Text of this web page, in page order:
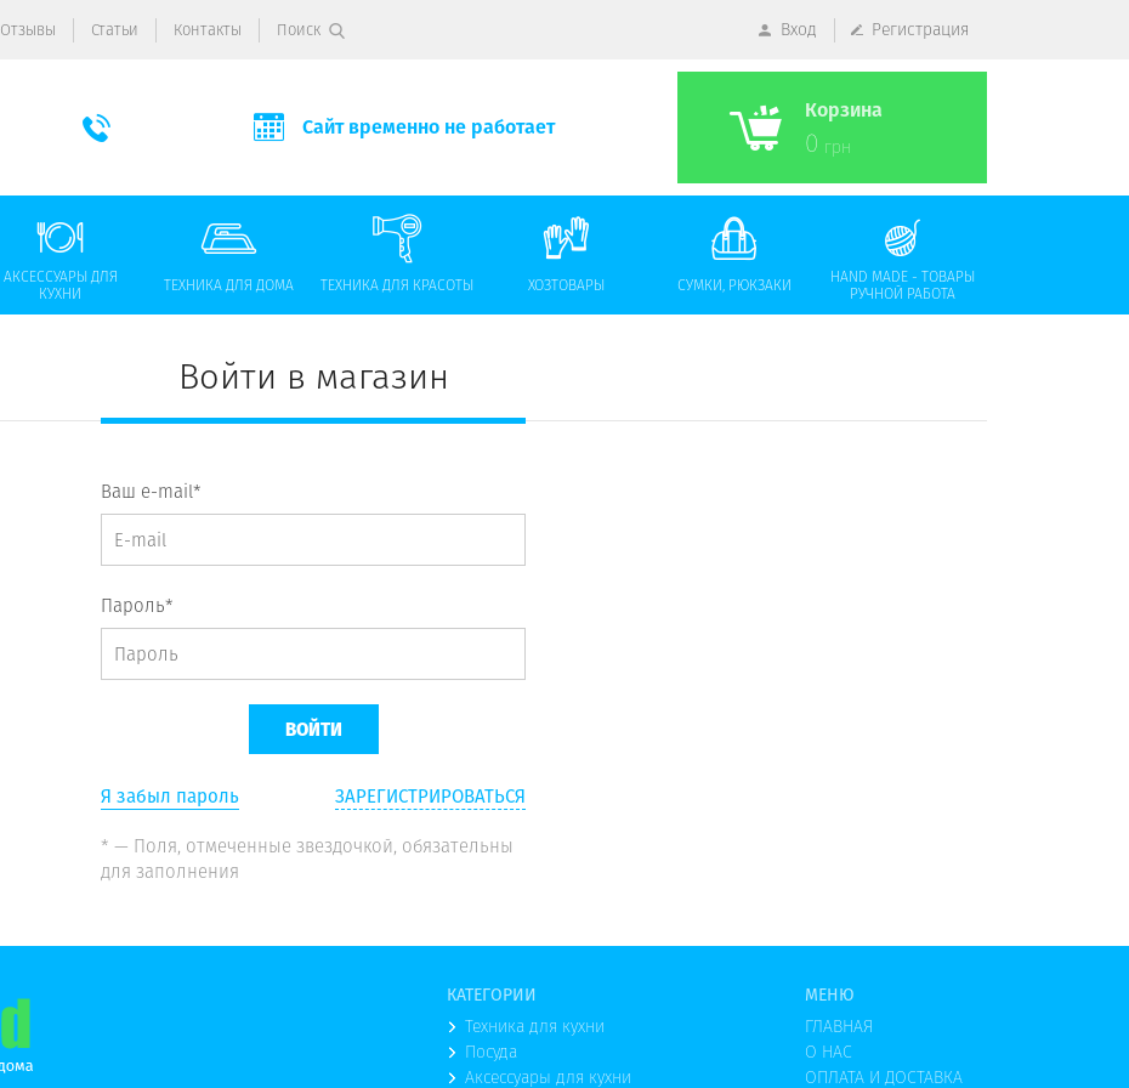
Отзывы Статьи Контакты Поиск Вход Регистрация
Сайт временно не работает
Корзина
0 грн
АКСЕССУАРЫ ДЛЯ
КУХНИ
ТЕХНИКА ДЛЯ ДОМА ТЕХНИКА ДЛЯ КРАСОТЫ ХОЗТОВАРЫ СУМКИ, РЮКЗАКИ
HAND MADE - ТОВАРЫ
РУЧНОЙ РАБОТА
Войти в магазин
Ваш e-mail*
Пароль*
Я забыл пароль
ЗАРЕГИСТРИРОВАТЬСЯ
* — Поля, отмеченные звездочкой, обязательны
для заполнения
КАТЕГОРИИ
Техника для кухни
Посуда
Аксессуары для кухни
МЕНЮ
ГЛАВНАЯ
О НАС
ОПЛАТА И ДОСТАВКА